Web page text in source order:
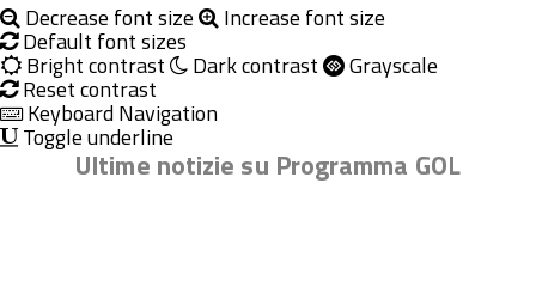
Decrease font size Increase font size
Default font sizes
Bright contrast Dark contrast Grayscale
Reset contrast
Keyboard Navigation
Toggle underline
Ultime notizie su Programma GOL